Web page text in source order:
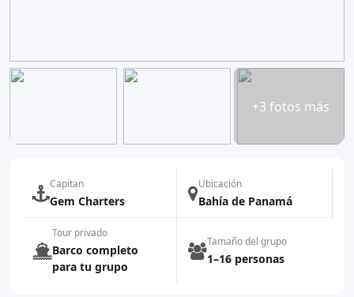
+3 fotos más
Capitan
Gem Charters
Ubicación
Bahía de Panamá
Tour privado
Barco completo
para tu grupo
Tamaño del grupo
1–16 personas